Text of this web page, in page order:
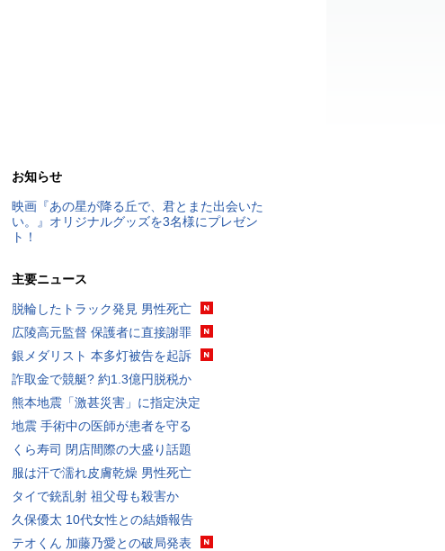
お知らせ
映画『あの星が降る丘で、君とまた出会いた
い。』オリジナルグッズを3名様にプレゼン
ト！
主要ニュース
脱輪したトラック発見 男性死亡
広陵高元監督 保護者に直接謝罪
銀メダリスト 本多灯被告を起訴
詐取金で競艇? 約1.3億円脱税か
熊本地震「激甚災害」に指定決定
地震 手術中の医師が患者を守る
くら寿司 閉店間際の大盛り話題
服は汗で濡れ皮膚乾燥 男性死亡
タイで銃乱射 祖父母も殺害か
久保優太 10代女性との結婚報告
テオくん 加藤乃愛との破局発表